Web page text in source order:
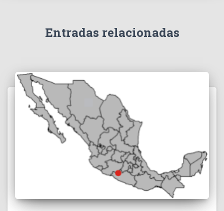
Entradas relacionadas